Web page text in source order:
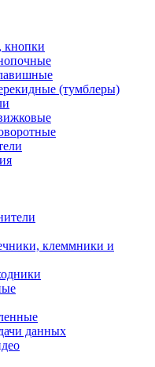
кнопки
(тумблеры)
клеммники и
данных